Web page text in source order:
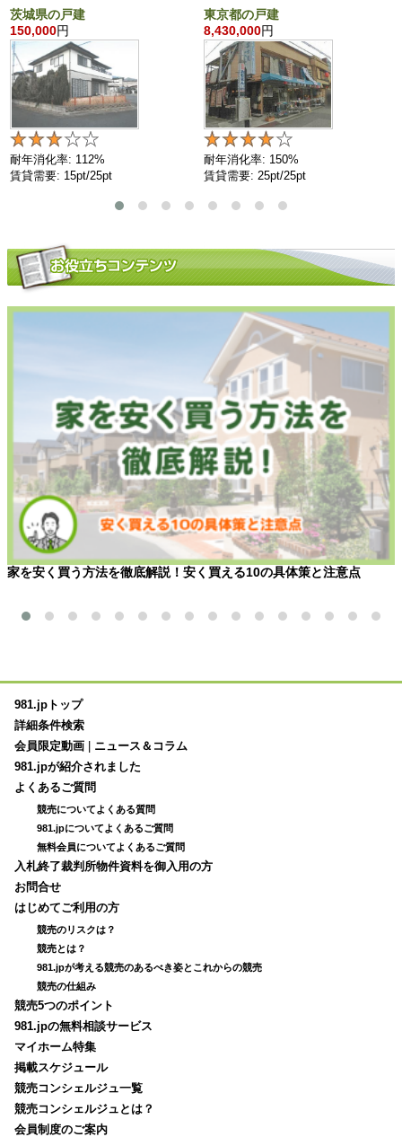
茨城県の戸建
150,000円
耐年消化率: 112%
賃貸需要: 15pt/25pt
東京都の戸建
8,430,000円
耐年消化率: 150%
賃貸需要: 25pt/25pt
家を安く買う方法を徹底解説！安く買える10の具体策と注意点
981.jpトップ
詳細条件検索
会員限定動画
ニュース＆コラム
981.jpが紹介されました
よくあるご質問
競売についてよくある質問
981.jpについてよくあるご質問
無料会員についてよくあるご質問
入札終了裁判所物件資料を御入用の方
お問合せ
はじめてご利用の方
競売のリスクは？
競売とは？
981.jpが考える競売のあるべき姿とこれからの競売
競売の仕組み
競売5つのポイント
981.jpの無料相談サービス
マイホーム特集
掲載スケジュール
競売コンシェルジュ一覧
競売コンシェルジュとは？
会員制度のご案内